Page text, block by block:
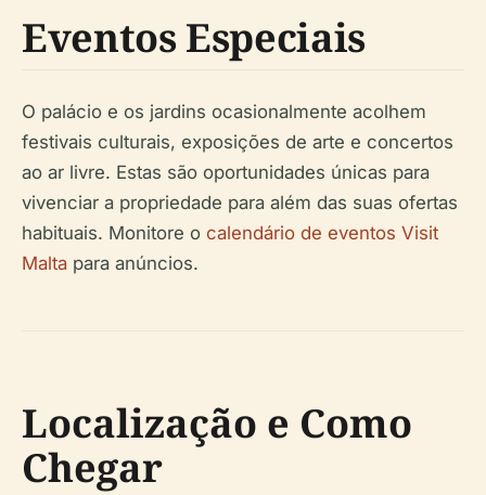
Eventos Especiais
O palácio e os jardins ocasionalmente acolhem
festivais culturais, exposições de arte e concertos
ao ar livre. Estas são oportunidades únicas para
vivenciar a propriedade para além das suas ofertas
habituais. Monitore o calendário de eventos Visit
Malta para anúncios.
Localização e Como
Chegar